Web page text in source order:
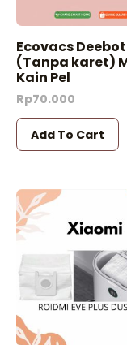
Ecovacs Deebot
(Tanpa karet)
Kain Pel
Rp70.000
Add To Cart